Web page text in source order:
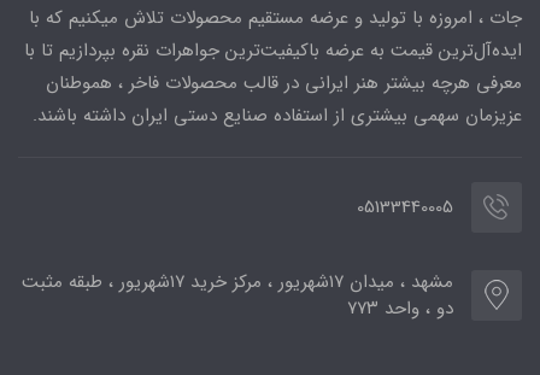
جات ، امروزه با تولید و عرضه مستقیم محصولات تلاش میکنیم که با
ایده‌آل‌ترین قیمت به عرضه باکیفیت‌ترین جواهرات نقره بپردازیم تا با
معرفی هرچه بیشتر هنر ایرانی در قالب محصولات فاخر ، هموطنان
عزیزمان سهمی بیشتری از استفاده صنایع دستی ایران داشته باشند.
05133440005
مشهد ، میدان ۱۷شهریور ، مرکز خرید ۱۷شهریور ، طبقه مثبت
دو ، واحد ۷۷۳